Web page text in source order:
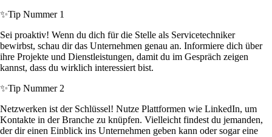
✨Tip Nummer 1
Sei proaktiv! Wenn du dich für die Stelle als Servicetechniker
bewirbst, schau dir das Unternehmen genau an. Informiere dich über
ihre Projekte und Dienstleistungen, damit du im Gespräch zeigen
kannst, dass du wirklich interessiert bist.
✨Tip Nummer 2
Netzwerken ist der Schlüssel! Nutze Plattformen wie LinkedIn, um
Kontakte in der Branche zu knüpfen. Vielleicht findest du jemanden,
der dir einen Einblick ins Unternehmen geben kann oder sogar eine